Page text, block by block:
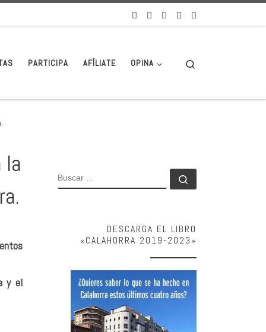
PARTICIPA AFÍLIATE OPINA
la
y el
BUSCAR
DESCARGA EL LIBRO
«CALAHORRA 2019-2023»